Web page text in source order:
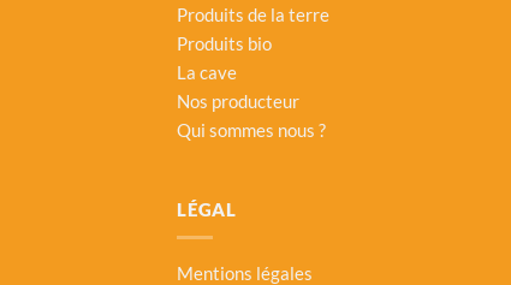
Produits de la terre
Produits bio
La cave
Nos producteur
Qui sommes nous ?
LÉGAL
Mentions légales